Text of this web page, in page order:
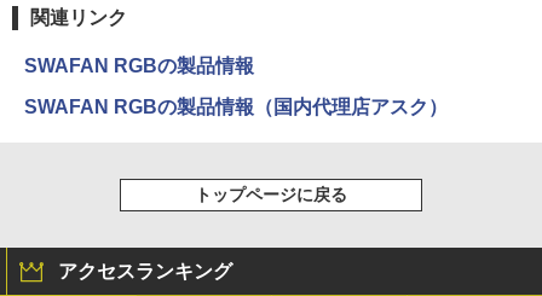
関連リンク
SWAFAN RGBの製品情報
SWAFAN RGBの製品情報（国内代理店アスク）
トップページに戻る
アクセスランキング